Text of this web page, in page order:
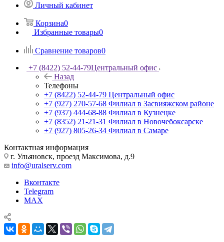
Личный кабинет
Корзина0
Избранные товары0
Сравнение товаров0
+7 (8422) 52-44-79Центральный офис
Назад
Телефоны
+7 (8422) 52-44-79 Центральный офис
+7 (927) 270-57-68 Филиал в Засвияжском районе
+7 (937) 444-68-88 Филиал в Кузнецке
+7 (8352) 21-21-31 Филиал в Новочебоксарске
+7 (927) 805-26-34 Филиал в Самаре
Контактная информация
г. Ульяновск, проезд Максимова, д.9
info@uralserv.com
Вконтакте
Telegram
MAX